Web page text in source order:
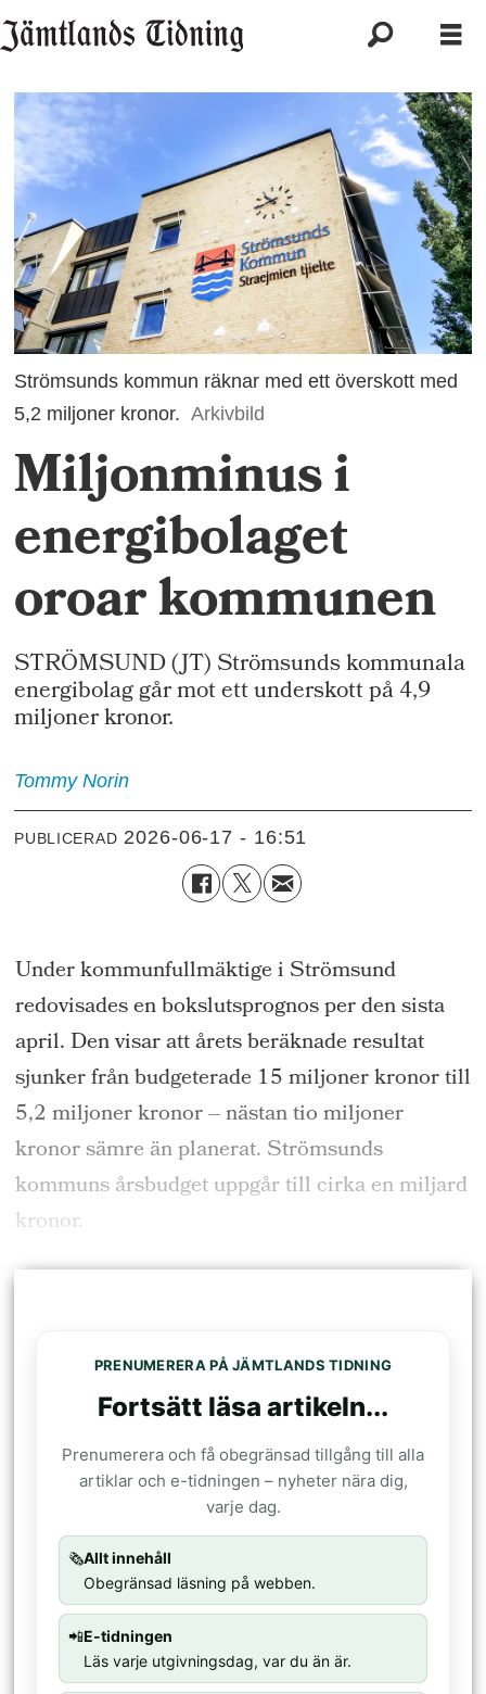
Strömsunds kommun räknar med ett överskott med
5,2 miljoner kronor. Arkivbild
Miljonminus i
energibolaget
oroar kommunen
STRÖMSUND (JT) Strömsunds kommunala
energibolag går mot ett underskott på 4,9
miljoner kronor.
Tommy Norin
PUBLICERAD 2026-06-17 - 16:51
Under kommunfullmäktige i Strömsund
redovisades en bokslutsprognos per den sista
april. Den visar att årets beräknade resultat
sjunker från budgeterade 15 miljoner kronor till
5,2 miljoner kronor – nästan tio miljoner
kronor sämre än planerat. Strömsunds
kommuns årsbudget uppgår till cirka en miljard
kronor.
PRENUMERERA PÅ JÄMTLANDS TIDNING
Fortsätt läsa artikeln...
Prenumerera och få obegränsad tillgång till alla
artiklar och e-tidningen – nyheter nära dig,
varje dag.
🗞️Allt innehåll
Obegränsad läsning på webben.
📲E-tidningen
Läs varje utgivningsdag, var du än är.